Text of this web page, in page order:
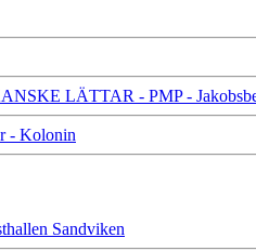
LÄTTAR - PMP -
- Kolonin
Sandviken